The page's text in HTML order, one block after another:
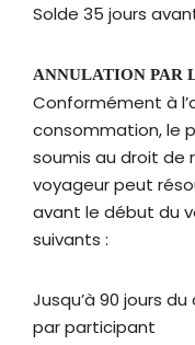
Solde 35 jours
ANNULATION PAR
Conformément à
consommation, le
soumis au droit de
voyageur peut
avant le début du
suivants :
Jusqu’à 90 jours
par participant